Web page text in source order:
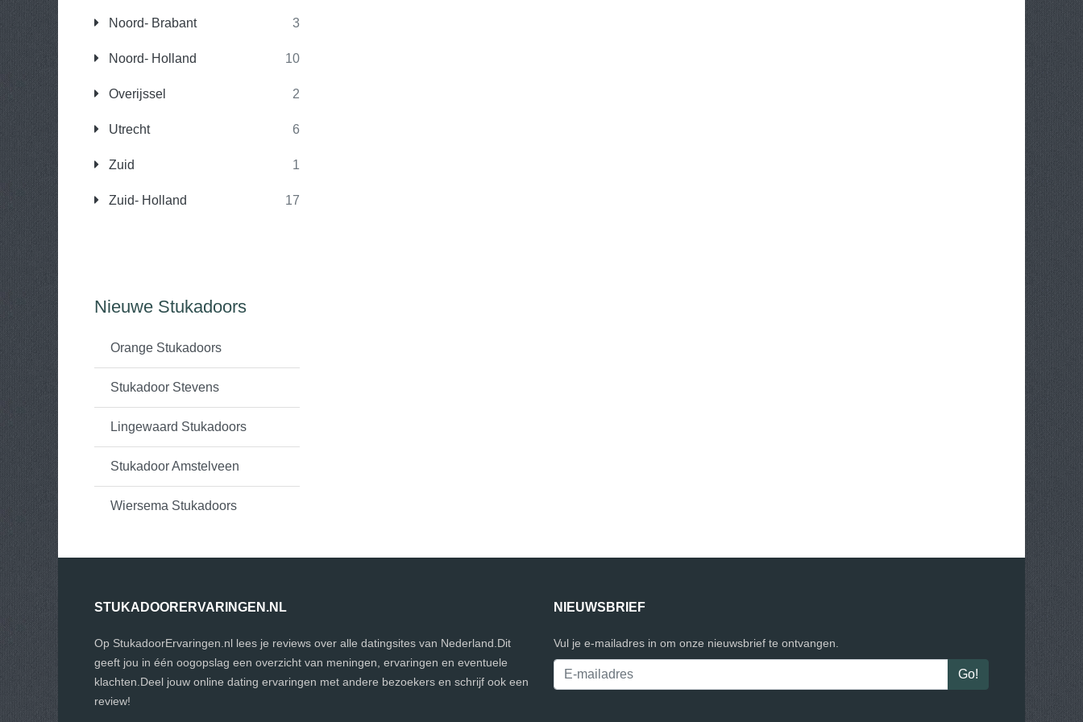
Noord- Brabant 3
Noord- Holland 10
Overijssel 2
Utrecht 6
Zuid 1
Zuid- Holland 17
Nieuwe Stukadoors
Orange Stukadoors
Stukadoor Stevens
Lingewaard Stukadoors
Stukadoor Amstelveen
Wiersema Stukadoors
STUKADOORERVARINGEN.NL
Op StukadoorErvaringen.nl lees je reviews over alle datingsites van Nederland.Dit
geeft jou in één oogopslag een overzicht van meningen, ervaringen en eventuele
klachten.Deel jouw online dating ervaringen met andere bezoekers en schrijf ook een
review!
NIEUWSBRIEF
Vul je e-mailadres in om onze nieuwsbrief te ontvangen.